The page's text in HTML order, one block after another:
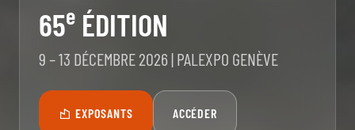
65e ÉDITION
9 – 13 DÉCEMBRE 2026 | PALEXPO GENÈVE
EXPOSANTS ACCÉDER